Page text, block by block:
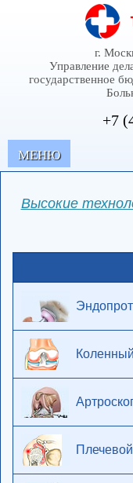
г.
Управление
государственное
+7
MЕНЮ
Высокие